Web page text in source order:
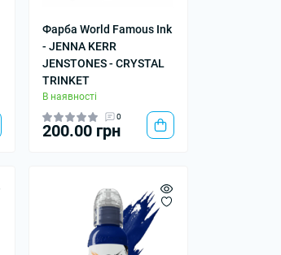
Фарба World Famous Ink
- JENNA KERR
JENSTONES - CRYSTAL
TRINKET
В наявності
0
200.00 грн